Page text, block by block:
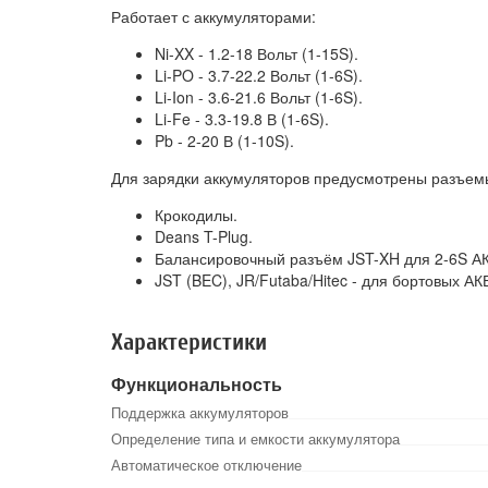
Работает с аккумуляторами:
Ni-XX - 1.2-18 Вольт (1-15S).
Li-PO - 3.7-22.2 Вольт (1-6S).
Li-Ion - 3.6-21.6 Вольт (1-6S).
Li-Fe - 3.3-19.8 В (1-6S).
Pb - 2-20 В (1-10S).
Для зарядки аккумуляторов предусмотрены
Крокодилы.
Deans T-Plug.
Балансировочный разъём JST-XH для 2-6S
JST (BEC), JR/Futaba/Hitec - для бортовых
Характеристики
Функциональность
Поддержка аккумуляторов
Определение типа и емкости аккумулятора
Автоматическое отключение